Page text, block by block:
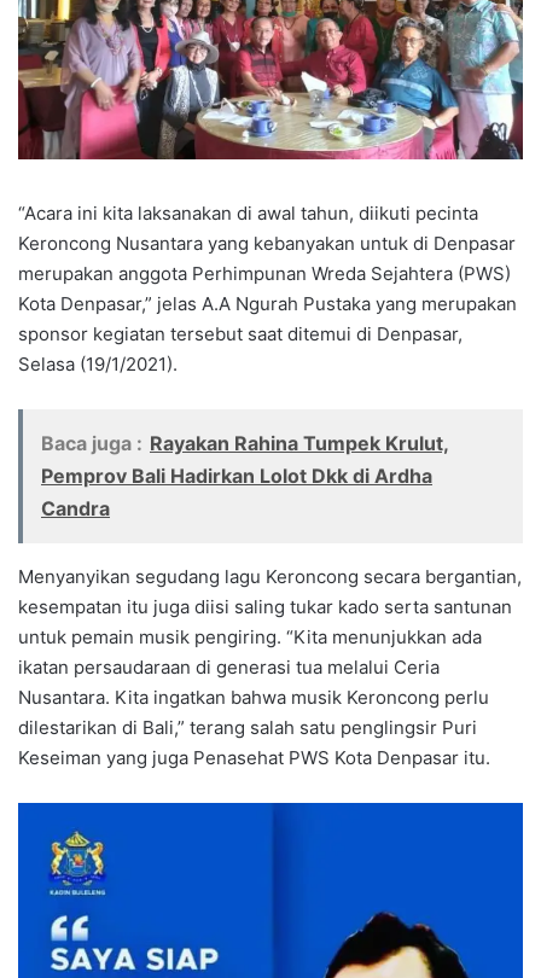
“Acara ini kita laksanakan di awal tahun, diikuti pecinta
Keroncong Nusantara yang kebanyakan untuk di Denpasar
merupakan anggota Perhimpunan Wreda Sejahtera (PWS)
Kota Denpasar,” jelas A.A Ngurah Pustaka yang merupakan
sponsor kegiatan tersebut saat ditemui di Denpasar,
Selasa (19/1/2021).
Baca juga : Rayakan Rahina Tumpek Krulut,
Pemprov Bali Hadirkan Lolot Dkk di Ardha
Candra
Menyanyikan segudang lagu Keroncong secara bergantian,
kesempatan itu juga diisi saling tukar kado serta santunan
untuk pemain musik pengiring. “Kita menunjukkan ada
ikatan persaudaraan di generasi tua melalui Ceria
Nusantara. Kita ingatkan bahwa musik Keroncong perlu
dilestarikan di Bali,” terang salah satu penglingsir Puri
Keseiman yang juga Penasehat PWS Kota Denpasar itu.